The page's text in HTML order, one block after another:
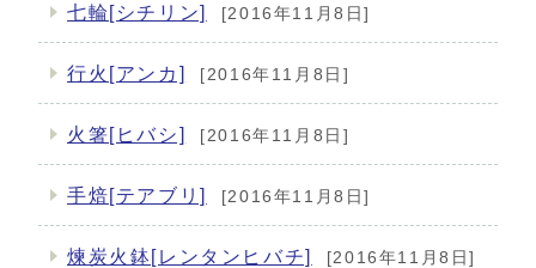
七輪[シチリン] [2016年11月8日]
行火[アンカ] [2016年11月8日]
火箸[ヒバシ] [2016年11月8日]
手焙[テアブリ] [2016年11月8日]
煉炭火鉢[レンタンヒバチ] [2016年11月8日]